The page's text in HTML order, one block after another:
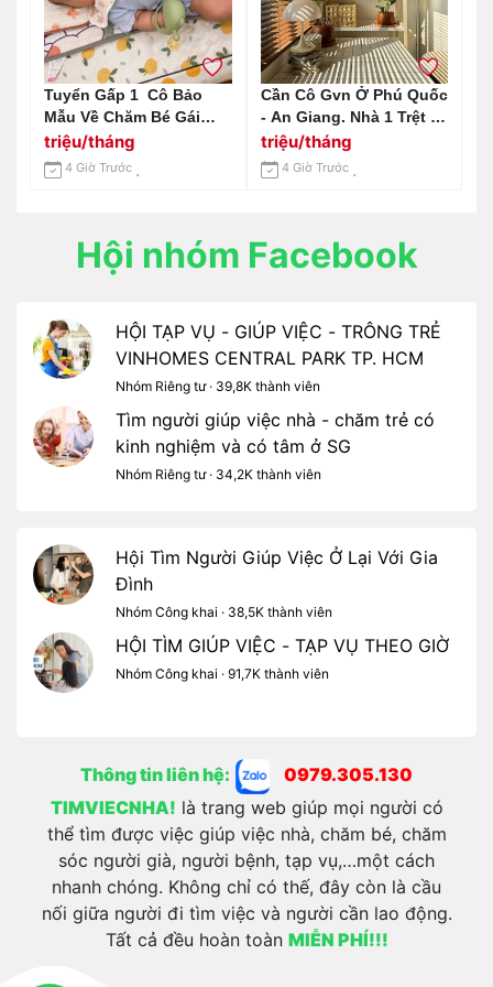
Tuyển Gấp 1 Cô Bảo
Mẫu Về Chăm Bé Gái
Nhà Em Được 5 Tháng
Tuổi
triệu/tháng
4 Giờ Trước
Cần Cô Gvn Ở Phú Quốc
- An Giang. Nhà 1 Trệt 2
Lầu. Lương 9tr Bao Ăn
Ở
triệu/tháng
4 Giờ Trước
Hội nhóm Facebook
HỘI TẠP VỤ - GIÚP VIỆC - TRÔNG TRẺ
VINHOMES CENTRAL PARK TP. HCM
Nhóm Riêng tư · 39,8K thành viên
Tìm người giúp việc nhà - chăm trẻ có
kinh nghiệm và có tâm ở SG
Nhóm Riêng tư · 34,2K thành viên
Hội Tìm Người Giúp Việc Ở Lại Với Gia
Đình
Nhóm Công khai · 38,5K thành viên
HỘI TÌM GIÚP VIỆC - TẠP VỤ THEO GIỜ
Nhóm Công khai · 91,7K thành viên
Thông tin liên hệ:
0979.305.130
TIMVIECNHA! là trang web giúp mọi người có
thể tìm được việc giúp việc nhà, chăm bé, chăm
sóc người già, người bệnh, tạp vụ,…một cách
nhanh chóng. Không chỉ có thế, đây còn là cầu
nối giữa người đi tìm việc và người cần lao động.
Tất cả đều hoàn toàn MIỄN PHÍ!!!